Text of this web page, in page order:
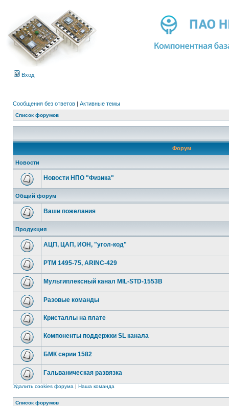
Вход
Сообщения без ответов | Активные темы
Список форумов
Форум
Новости
Новости НПО "Физика"
Общий форум
Ваши пожелания
Продукция
АЦП, ЦАП, ИОН, "угол-код"
РТМ 1495-75, ARINC-429
Мультиплексный канал MIL-STD-1553B
Разовые команды
Кристаллы на плате
Компоненты поддержки SL канала
БМК серии 1582
Гальваническая развязка
Удалить cookies форума | Наша команда
Список форумов